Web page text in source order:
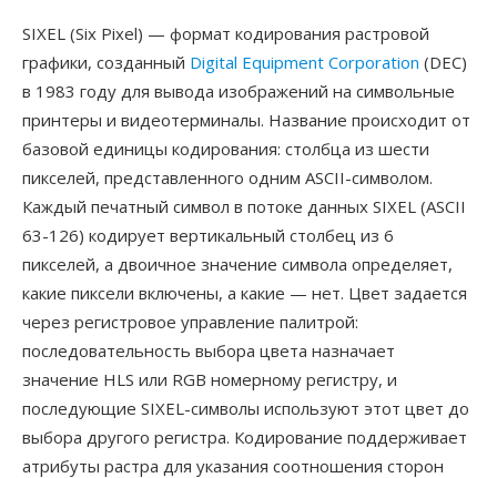
SIXEL (Six Pixel) — формат кодирования растровой
графики, созданный Digital Equipment Corporation (DEC)
в 1983 году для вывода изображений на символьные
принтеры и видеотерминалы. Название происходит от
базовой единицы кодирования: столбца из шести
пикселей, представленного одним ASCII-символом.
Каждый печатный символ в потоке данных SIXEL (ASCII
63-126) кодирует вертикальный столбец из 6
пикселей, а двоичное значение символа определяет,
какие пиксели включены, а какие — нет. Цвет задается
через регистровое управление палитрой:
последовательность выбора цвета назначает
значение HLS или RGB номерному регистру, и
последующие SIXEL-символы используют этот цвет до
выбора другого регистра. Кодирование поддерживает
атрибуты растра для указания соотношения сторон